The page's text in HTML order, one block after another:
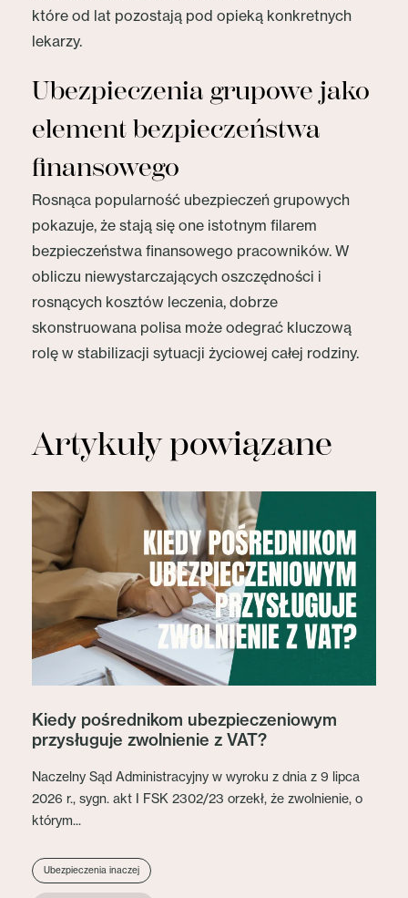
które od lat pozostają pod opieką konkretnych
lekarzy.
Ubezpieczenia grupowe jako
element bezpieczeństwa
finansowego
Rosnąca popularność ubezpieczeń grupowych
pokazuje, że stają się one istotnym filarem
bezpieczeństwa finansowego pracowników. W
obliczu niewystarczających oszczędności i
rosnących kosztów leczenia, dobrze
skonstruowana polisa może odegrać kluczową
rolę w stabilizacji sytuacji życiowej całej rodziny.
Artykuły powiązane
Kiedy pośrednikom ubezpieczeniowym
przysługuje zwolnienie z VAT?
Naczelny Sąd Administracyjny w wyroku z dnia z 9 lipca
2026 r., sygn. akt I FSK 2302/23 orzekł, że zwolnienie, o
którym...
Ubezpieczenia inaczej